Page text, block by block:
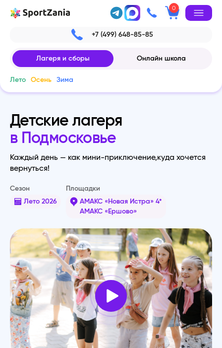
0
+7 (499) 648-85-85
Лагеря и сборы Онлайн школа
Лето Осень Зима
Детские лагеря
в Подмосковье
Каждый день — как мини-приключение,куда хочется
вернуться!
Сезон
Лето 2026
Площадки
АМАКС «Новая Истра» 4*
АМАКС «Ершово»